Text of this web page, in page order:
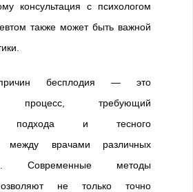
консультация с психологом
также может быть важной
причин бесплодия — это
процесс, требующий
подхода и тесного
между врачами различных
Современные методы
не только точно